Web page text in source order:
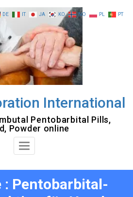
International
Pentobarbital Pills,
Powder online
Toggle
: Pentobarbital-
DE IT JA KO NO PL PT